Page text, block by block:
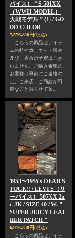
バイス） “ S 501XX
（WWII MODEL）
大戦モデル ” (1) / GO
OD COLOR
7,576,800円(税込)
・こちらの商品はアイテ
ムの特性故、ネット販売
及び、通販の予定はござ
いません。ご購入希望の
お客様は事前にご連絡の
上、ご来店、ご商談が可
能な方と限らせて頂…
1953〜1955's DEAD S
TOCK!! / LEVI'S（リ
ーバイス） 507XX 2n
d JK / SIZE 40 / W. "
SUPER JUICY LEAT
HER PATCH "
6,916,800円(税込)
・こちらの商品はアイテ